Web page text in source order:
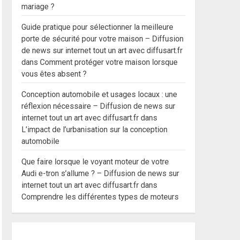
mariage ?
Guide pratique pour sélectionner la meilleure
porte de sécurité pour votre maison – Diffusion
de news sur internet tout un art avec diffusart.fr
dansComment protéger votre maison lorsque
vous êtes absent ?
Conception automobile et usages locaux : une
réflexion nécessaire – Diffusion de news sur
internet tout un art avec diffusart.fr dans
L’impact de l’urbanisation sur la conception
automobile
Que faire lorsque le voyant moteur de votre
Audi e-tron s’allume ? – Diffusion de news sur
internet tout un art avec diffusart.fr dans
Comprendre les différentes types de moteurs